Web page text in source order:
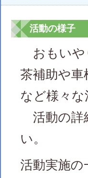
活動の様子
おもいや
茶補助や車
など様々
活動の詳
い。
活動実施